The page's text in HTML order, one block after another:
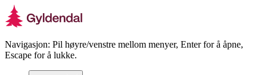
Navigasjon: Pil høyre/venstre mellom menyer, Enter for å åpne,
Escape for å lukke.